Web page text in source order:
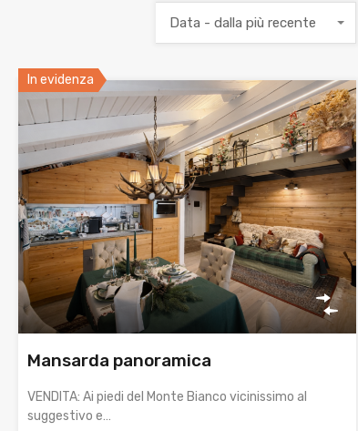
Data - dalla più recente
In evidenza
Mansarda panoramica
VENDITA: Ai piedi del Monte Bianco vicinissimo al
suggestivo e…